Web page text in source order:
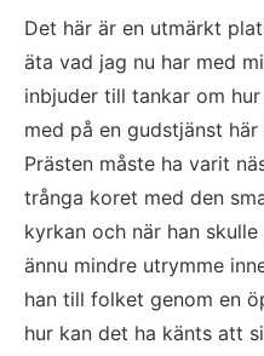
Det här är en utmärkt
äta vad jag nu har med
inbjuder till tankar om
med på en gudstjänst
Prästen måste ha varit
trånga koret med den
kyrkan och när han
ännu mindre utrymme
han till folket genom en
hur kan det ha känts att